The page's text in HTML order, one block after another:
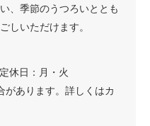
、季節のうつろいととも
しいただけます。
休日：月・火
あります。詳しくはカ